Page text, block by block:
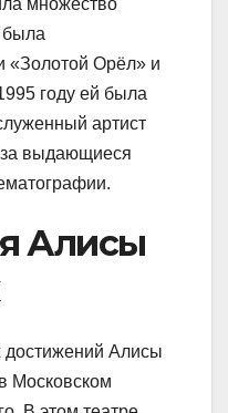
множество
была
«Золотой Орёл» и
году ей была
артист
выдающиеся
Алисы
Алисы
Московском